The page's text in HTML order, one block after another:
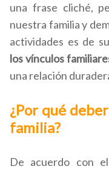
una frase cliché,
nuestra familia y
actividades es de
los vínculos
una relación
¿Por qué
familia?
De acuerdo con